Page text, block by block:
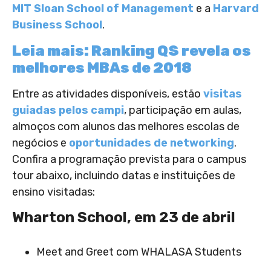
MIT Sloan School of Management e a Harvard
Business School.
Leia mais: Ranking QS revela os
melhores MBAs de 2018
Entre as atividades disponíveis, estão visitas
guiadas pelos campi, participação em aulas,
almoços com alunos das melhores escolas de
negócios e oportunidades de networking.
Confira a programação prevista para o campus
tour abaixo, incluindo datas e instituições de
ensino visitadas:
Wharton School, em 23 de abril
Meet and Greet com WHALASA Students